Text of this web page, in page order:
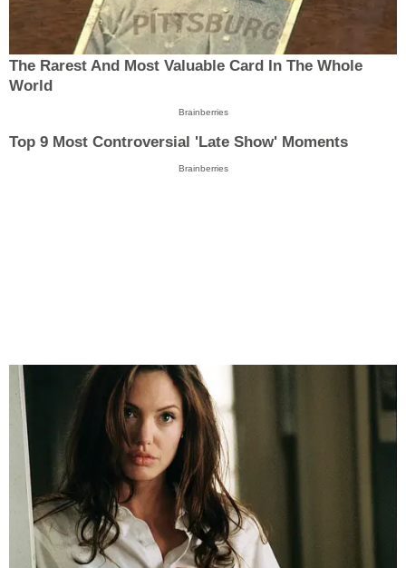
The Rarest And Most Valuable Card In The Whole
World
Brainberries
Top 9 Most Controversial 'Late Show' Moments
Brainberries